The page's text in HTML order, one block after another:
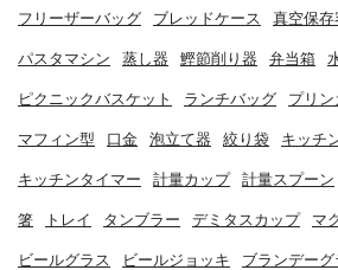
フリーザーバッグ ブレッドケース 真空保存
パスタマシン 蒸し器 鰹節削り器 弁当箱
ピクニックバスケット ランチバッグ プリ
マフィン型 口金 泡立て器 絞り袋 キッチ
キッチンタイマー 計量カップ 計量スプーン
箸 トレイ タンブラー デミタスカップ マ
ビールグラス ビールジョッキ ブランデーグ